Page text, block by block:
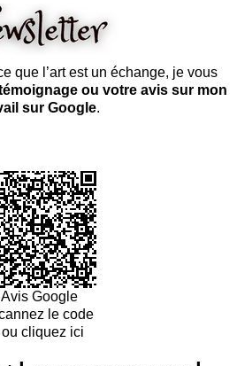
que l’art est un échange, je vous
ou votre avis sur mon
sur Google.
Avis Google
le code
ou cliquez ici